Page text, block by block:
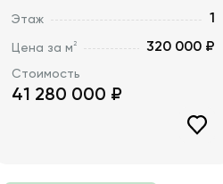
Этаж 1
Цена за м2 320 000 ₽
Стоимость
41 280 000 ₽